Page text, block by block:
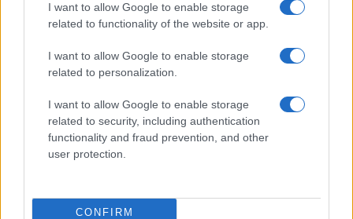
I want to allow Google to enable storage
related to functionality of the website or app.
I want to allow Google to enable storage
related to personalization.
I want to allow Google to enable storage
related to security, including authentication
functionality and fraud prevention, and other
user protection.
CONFIRM
Continua a leggere